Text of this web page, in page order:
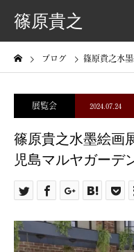
篠原貴之
ブログ 篠原貴之水墨絵画
展覧会 2024.07.24
篠原貴之水墨絵画
児島マルヤガーデ